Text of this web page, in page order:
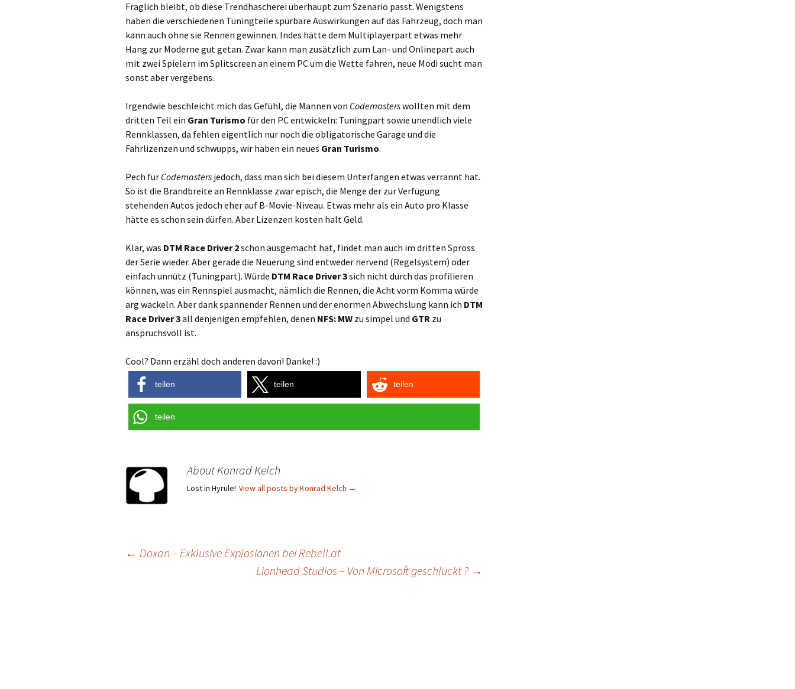
Fraglich bleibt, ob diese Trendhascherei überhaupt zum Szenario passt. Wenigstens
haben die verschiedenen Tuningteile spürbare Auswirkungen auf das Fahrzeug, doch man
kann auch ohne sie Rennen gewinnen. Indes hätte dem Multiplayerpart etwas mehr
Hang zur Moderne gut getan. Zwar kann man zusätzlich zum Lan- und Onlinepart auch
mit zwei Spielern im Splitscreen an einem PC um die Wette fahren, neue Modi sucht man
sonst aber vergebens.
Irgendwie beschleicht mich das Gefühl, die Mannen von Codemasterswollten mit dem
dritten Teil ein Gran Turismo für den PC entwickeln: Tuningpart sowie unendlich viele
Rennklassen, da fehlen eigentlich nur noch die obligatorische Garage und die
Fahrlizenzen und schwupps, wir haben ein neues Gran Turismo.
Pech für Codemasters jedoch, dass man sich bei diesem Unterfangen etwas verrannt hat.
So ist die Brandbreite an Rennklasse zwar episch, die Menge der zur Verfügung
stehenden Autos jedoch eher auf B-Movie-Niveau. Etwas mehr als ein Auto pro Klasse
hätte es schon sein dürfen. Aber Lizenzen kosten halt Geld.
Klar, was DTM Race Driver 2schon ausgemacht hat, findet man auch im dritten Spross
der Serie wieder. Aber gerade die Neuerung sind entweder nervend (Regelsystem) oder
einfach unnütz (Tuningpart). Würde DTM Race Driver 3sich nicht durch das profilieren
können, was ein Rennspiel ausmacht, nämlich die Rennen, die Acht vorm Komma würde
arg wackeln. Aber dank spannender Rennen und der enormen Abwechslung kann ich DTM
Race Driver 3all denjenigen empfehlen, denen NFS: MW zu simpel und GTR zu
anspruchsvoll ist.
Cool? Dann erzähl doch anderen davon! Danke! :)
teilen teilen teilen
teilen
About Konrad Kelch
Lost in Hyrule! View all posts by Konrad Kelch →
← Doxan – Exklusive Explosionen bei Rebell.at
Lionhead Studios – Von Microsoft geschluckt ? →